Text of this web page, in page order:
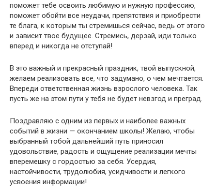
поможет тебе освоить любимую и нужную профессию,
поможет обойти все неудачи, препятствия и приобрести
те блага, к которым ты стремишься сейчас, ведь от этого
и зависит твое будущее. Стремись, дерзай, иди только
вперед и никогда не отступай!
В это важный и прекрасный праздник, твой выпускной,
желаем реализовать все, что задумано, о чем мечтается.
Впереди ответственная жизнь взрослого человека. Так
пусть же на этом пути у тебя не будет невзгод и преград.
Поздравляю с одним из первых и наиболее важных
событий в жизни — окончанием школы! Желаю, чтобы
выбранный тобой дальнейший путь приносил
удовольствие, радость и ощущение реализации мечты
вперемешку с гордостью за себя. Усердия,
настойчивости, трудолюбия, усидчивости и легкого
усвоения информации!